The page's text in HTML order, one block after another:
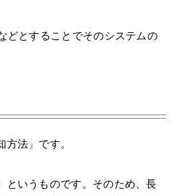
どとすることでそのシステムの
法」です。
というものです。そのため、長